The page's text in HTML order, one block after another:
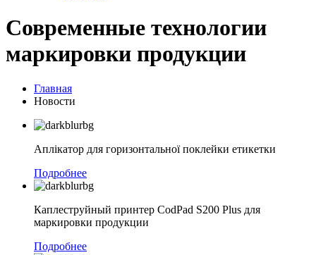
Современные технологии
маркировки продукции
Главная
Новости
Аплікатор для горизонтальної поклейки етикетки
Подробнее
Каплеструйный принтер CodPad S200 Plus для
маркировки продукции
Подробнее